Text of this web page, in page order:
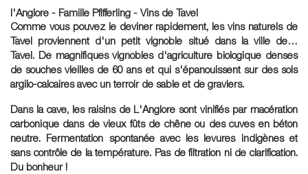
l'Anglore - Famille Pfifferling - Vins de Tavel
Comme vous pouvez le deviner rapidement, les vins naturels de
Tavel proviennent d'un petit vignoble situé dans la ville de…
Tavel. De magnifiques vignobles d'agriculture biologique denses
de souches vieilles de 60 ans et qui s'épanouissent sur des sols
argilo-calcaires avec un terroir de sable et de graviers.
Dans la cave, les raisins de L'Anglore sont vinifiés par macération
carbonique dans de vieux fûts de chêne ou des cuves en béton
neutre. Fermentation spontanée avec les levures indigènes et
sans contrôle de la température. Pas de filtration ni de clarification.
Du bonheur !